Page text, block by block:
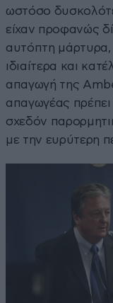
ωστόσο
είχαν προφανώς
αυτόπτη
ιδιαίτερα και
απαγωγή της
απαγωγέας
σχεδόν
με την ευρύτερη